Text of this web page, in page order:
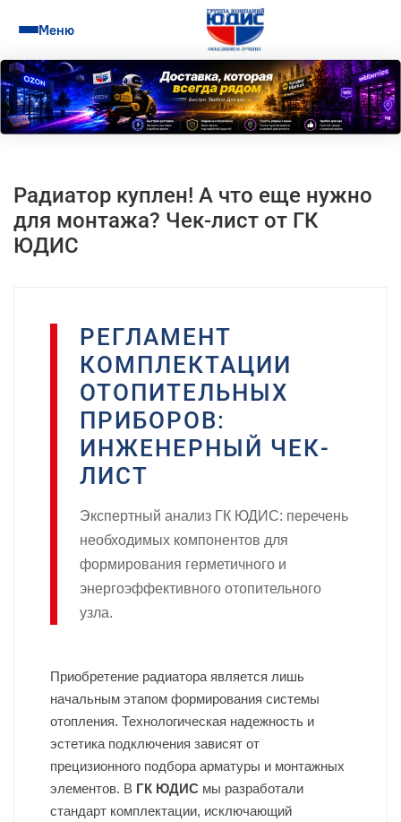
Меню
Радиатор куплен! А что еще нужно
для монтажа? Чек-лист от ГК
ЮДИС
РЕГЛАМЕНТ
КОМПЛЕКТАЦИИ
ОТОПИТЕЛЬНЫХ
ПРИБОРОВ:
ИНЖЕНЕРНЫЙ ЧЕК-
ЛИСТ
Экспертный анализ ГК ЮДИС: перечень
необходимых компонентов для
формирования герметичного и
энергоэффективного отопительного
узла.
Приобретение радиатора является лишь
начальным этапом формирования системы
отопления. Технологическая надежность и
эстетика подключения зависят от
прецизионного подбора арматуры и монтажных
элементов. В ГК ЮДИС мы разработали
стандарт комплектации, исключающий